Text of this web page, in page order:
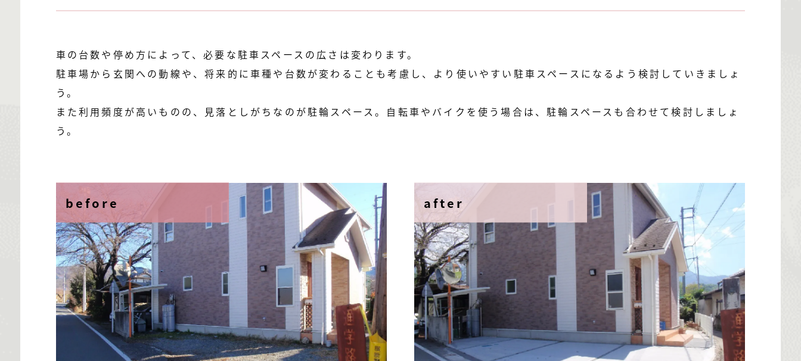
車の台数や停め方によって、必要な駐車スペースの広さは変わります。
駐車場から玄関への動線や、将来的に車種や台数が変わることも考慮し、より使いやすい駐車スペースになるよう検討していきましょ
う。
また利用頻度が高いものの、見落としがちなのが駐輪スペース。自転車やバイクを使う場合は、駐輪スペースも合わせて検討しましょ
う。
before after